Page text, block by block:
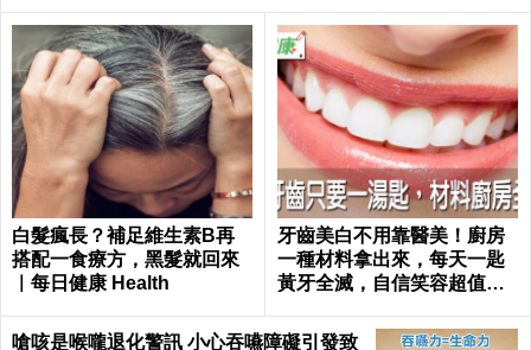
白髮瘋長？補足維生素B再
搭配一食療方，黑髮就回來
｜每日健康 Health
牙齒美白不用靠醫美！廚房
一種材料拿出來，每天一匙
黃牙全滅，自信笑容超值｜
嗆咳是喉嚨退化警訊 小心吞嚥障礙引發致